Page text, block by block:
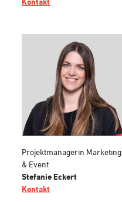
Projektmanagerin Marketing
& Event
Stefanie Eckert
Kontakt